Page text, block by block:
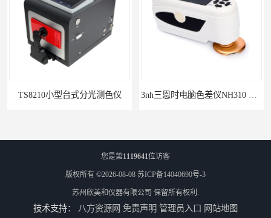
TS8210小型台式分光测色仪
您是第1119641位访客
版权所有 ©2026-08-08 苏ICP备14040690号-3
苏州欣美和仪器有限公司 保留所有权利.
技术支持： 八方资源网 免责声明 管理员入口 网站地图